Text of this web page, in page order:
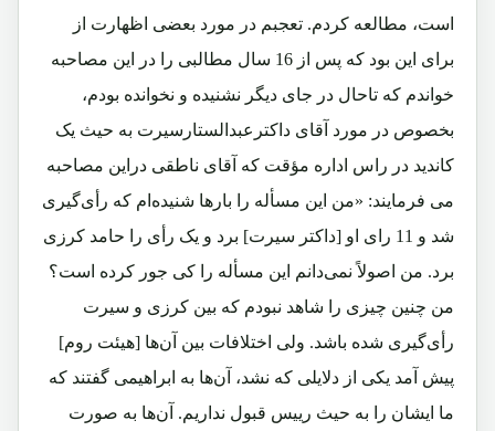
است، مطالعه کردم. تعجبم در مورد بعضی اظهارت از
برای این بود که پس از 16 سال مطالبی را در این مصاحبه
خواندم که تاحال در جای دیگر نشنیده و نخوانده بودم،
بخصوص در مورد آقای داکترعبدالستارسیرت به حیث یک
کاندید در راس اداره مؤقت که آقای ناطقی دراین مصاحبه
می فرمایند: «من این مسأله را بارها شنیده‌ام که رأی‌گیری
شد و 11 رای او [داکتر سیرت] برد و یک رأی را حامد کرزی
برد. من اصولاً نمی‌دانم این مسأله را کی جور کرده است؟
من چنین چیزی را شاهد نبودم که بین کرزی و سیرت
رأی‌گیری شده باشد. ولی اختلافات بین آن‌ها [هیئت روم]
پیش آمد یکی از دلایلی که نشد، آن‌ها به ابراهیمی گفتند که
ما ایشان را به حیث رییس قبول نداریم. آن‌ها به صورت